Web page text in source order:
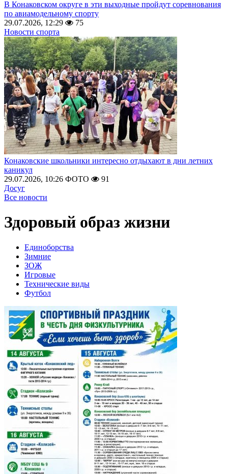
В Конаковском округе в эти выходные пройдут соревнования
по авиамодельному спорту
29.07.2026, 12:29
75
Новости спорта
Конаковские школьники интересно отдыхают в дни летних
каникул
29.07.2026, 10:26 ФОТО
91
Досуг
Все новости
Здоровый образ жизни
Единоборства
Зимние
ЗОЖ
Игровые
Технические виды
Футбол